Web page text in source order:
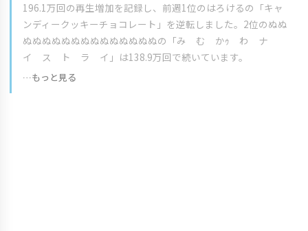
196.1万回の再生増加を記録し、前週1位のはろけるの「キャ
ンディークッキーチョコレート」を逆転しました。2位のぬぬ
ぬぬぬぬぬぬぬぬぬぬぬぬぬぬの「み む かｩ わ ナ
イ ス ト ラ イ」は138.9万回で続いています。
…もっと見る